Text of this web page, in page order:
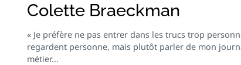
Colette Braeckman
« Je préfère ne pas entrer dans les trucs trop
regardent personne, mais plutôt parler de mon
métier...